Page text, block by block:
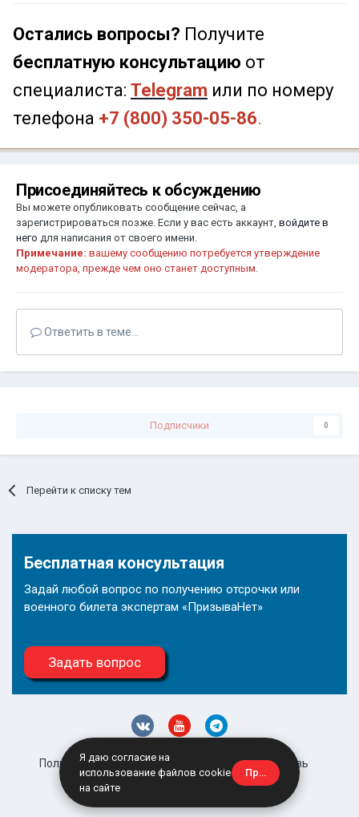
Остались вопросы? Получите
бесплатную консультацию от
специалиста: Telegram или по номеру
телефона +7 (800) 350-05-86.
Присоединяйтесь к обсуждению
Вы можете опубликовать сообщение сейчас, а
зарегистрироваться позже. Если у вас есть аккаунт, войдите в
него для написания от своего имени.
Примечание: вашему сообщению потребуется утверждение
модератора, прежде чем оно станет доступным.
Ответить в теме...
Подписчики 0
Перейти к списку тем
Бесплатная консультация
Задай любой вопрос по получению отсрочки или
военного билета экспертам «ПризываНет»
Задать вопрос
Политика конфиденциальности
Обратная связь
site@prizyvanet.ru
Я даю согласие на
использование файлов cookie
на сайте
Принять